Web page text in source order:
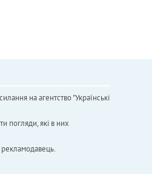
на агентство "Українськi
погляди, які в них
рекламодавець.